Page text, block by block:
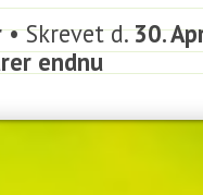
• Skrevet d.30.
endnu